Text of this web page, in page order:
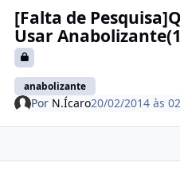
[Falta de
Usar
anabolizante
Por N.Ícaro20/02/2014 às